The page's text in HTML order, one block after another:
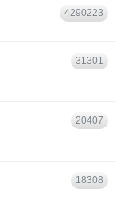
4290223
31301
20407
18308